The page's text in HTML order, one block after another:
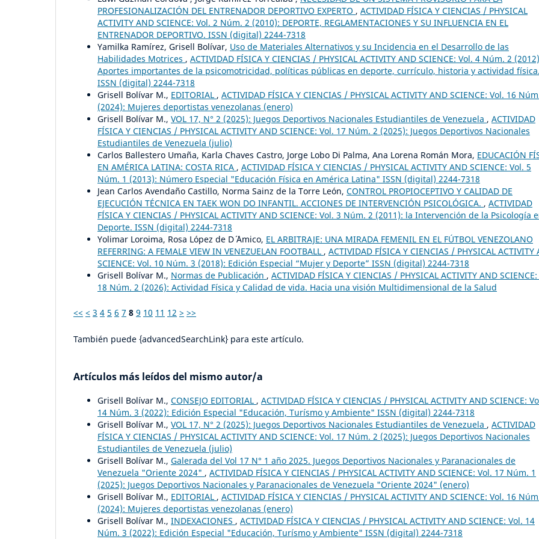
PROFESIONALIZACIÓN DEL ENTRENADOR DEPORTIVO EXPERTO , ACTIVIDAD FÍSICA Y CIENCIAS / PHYSICAL
ACTIVITY AND SCIENCE: Vol. 2 Núm. 2 (2010): DEPORTE, REGLAMENTACIONES Y SU INFLUENCIA EN EL
ENTRENADOR DEPORTIVO. ISSN (digital) 2244-7318
Yamilka Ramírez, Grisell Bolívar, Uso de Materiales Alternativos y su Incidencia en el Desarrollo de las
Habilidades Motrices , ACTIVIDAD FÍSICA Y CIENCIAS / PHYSICAL ACTIVITY AND SCIENCE: Vol. 4 Núm. 2
Aportes importantes de la psicomotricidad, políticas públicas en deporte, currículo, historia y actividad física.
ISSN (digital) 2244-7318
Grisell Bolívar M., EDITORIAL , ACTIVIDAD FÍSICA Y CIENCIAS / PHYSICAL ACTIVITY AND SCIENCE: Vol. 16
(2024): Mujeres deportistas venezolanas (enero)
Grisell Bolívar M., VOL 17, N° 2 (2025): Juegos Deportivos Nacionales Estudiantiles de Venezuela , ACTIVIDAD
FÍSICA Y CIENCIAS / PHYSICAL ACTIVITY AND SCIENCE: Vol. 17 Núm. 2 (2025): Juegos Deportivos Nacionales
Estudiantiles de Venezuela (julio)
Carlos Ballestero Umaña, Karla Chaves Castro, Jorge Lobo Di Palma, Ana Lorena Román Mora, EDUCACIÓN
EN AMÉRICA LATINA: COSTA RICA , ACTIVIDAD FÍSICA Y CIENCIAS / PHYSICAL ACTIVITY AND SCIENCE: Vol. 5
Núm. 1 (2013): Número Especial "Educación Física en América Latina" ISSN (digital) 2244-7318
Jean Carlos Avendaño Castillo, Norma Sainz de la Torre León, CONTROL PROPIOCEPTIVO Y CALIDAD DE
EJECUCIÓN TÉCNICA EN TAEK WON DO INFANTIL. ACCIONES DE INTERVENCIÓN PSICOLÓGICA. , ACTIVIDAD
FÍSICA Y CIENCIAS / PHYSICAL ACTIVITY AND SCIENCE: Vol. 3 Núm. 2 (2011): la Intervención de la Psicología
Deporte. ISSN (digital) 2244-7318
Yolimar Loroima, Rosa López de D´ ´Amico, EL ARBITRAJE: UNA MIRADA FEMENIL EN EL FÚTBOL VENEZOLANO
REFERRING: A FEMALE VIEW IN VENEZUELAN FOOTBALL , ACTIVIDAD FÍSICA Y CIENCIAS / PHYSICAL ACTIVITY
SCIENCE: Vol. 10 Núm. 3 (2018): Edición Especial “Mujer y Deporte” ISSN (digital) 2244-7318
Grisell Bolívar M., Normas de Publicación , ACTIVIDAD FÍSICA Y CIENCIAS / PHYSICAL ACTIVITY AND
18 Núm. 2 (2026): Actividad Física y Calidad de vida. Hacia una visión Multidimensional de la Salud
<< < 3 4 5 6 7 8 9 10 11 12 > >>
También puede {advancedSearchLink} para este artículo.
Artículos más leídos del mismo autor/a
Grisell Bolívar M., CONSEJO EDITORIAL , ACTIVIDAD FÍSICA Y CIENCIAS / PHYSICAL ACTIVITY AND SCIENCE:
14 Núm. 3 (2022): Edición Especial "Educación, Turísmo y Ambiente" ISSN (digital) 2244-7318
Grisell Bolívar M., VOL 17, N° 2 (2025): Juegos Deportivos Nacionales Estudiantiles de Venezuela , ACTIVIDAD
FÍSICA Y CIENCIAS / PHYSICAL ACTIVITY AND SCIENCE: Vol. 17 Núm. 2 (2025): Juegos Deportivos Nacionales
Estudiantiles de Venezuela (julio)
Grisell Bolívar M., Galerada del Vol 17 N° 1 año 2025. Juegos Deportivos Nacionales y Paranacionales de
Venezuela "Oriente 2024" , ACTIVIDAD FÍSICA Y CIENCIAS / PHYSICAL ACTIVITY AND SCIENCE: Vol. 17 Núm. 1
(2025): Juegos Deportivos Nacionales y Paranacionales de Venezuela "Oriente 2024" (enero)
Grisell Bolívar M., EDITORIAL , ACTIVIDAD FÍSICA Y CIENCIAS / PHYSICAL ACTIVITY AND SCIENCE: Vol. 16
(2024): Mujeres deportistas venezolanas (enero)
Grisell Bolívar M., INDEXACIONES , ACTIVIDAD FÍSICA Y CIENCIAS / PHYSICAL ACTIVITY AND SCIENCE: Vol. 14
Núm. 3 (2022): Edición Especial "Educación, Turísmo y Ambiente" ISSN (digital) 2244-7318